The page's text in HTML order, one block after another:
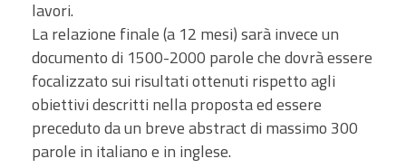
lavori.
La relazione finale (a 12 mesi) sarà invece un
documento di 1500-2000 parole che dovrà essere
focalizzato sui risultati ottenuti rispetto agli
obiettivi descritti nella proposta ed essere
preceduto da un breve abstract di massimo 300
parole in italiano e in inglese.